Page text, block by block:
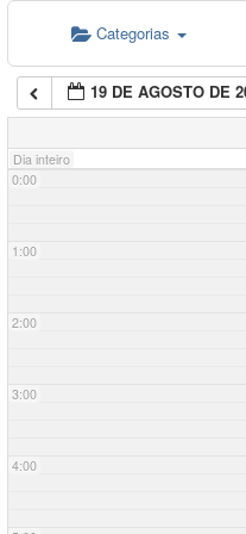
Categorias
19 DE AGOSTO DE
Dia inteiro
0:00
1:00
2:00
3:00
4:00